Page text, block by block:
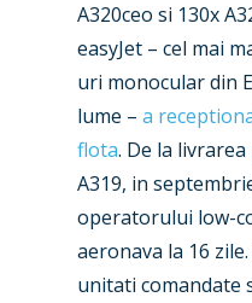
A320ceo si 130x
easyJet – cel mai
uri monocular din
lume – a
flota. De la
A319, in
operatorului low-
aeronava la 16
unitati comandate